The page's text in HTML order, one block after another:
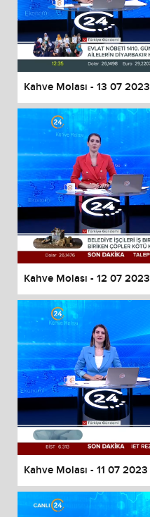
Kahve Molası - 13 07 2023
Kahve Molası - 12 07 2023
Kahve Molası - 11 07 2023